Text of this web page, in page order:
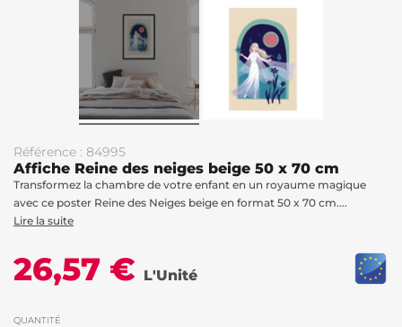
Référence : 84995
Affiche Reine des neiges beige 50 x 70 cm
Transformez la chambre de votre enfant en un royaume magique
avec ce poster Reine des Neiges beige en format 50 x 70 cm....
Lire la suite
26,57 € L'Unité
QUANTITÉ